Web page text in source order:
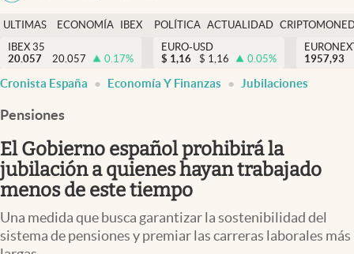
USA
Colombia
Actualidad
Criptomonedas
España
ULTIMAS
NOTICIAS
ECONOMÍA
FINANZAS
IBEX
EURO
POLÍTICA ACTUALIDAD
IBEX 35
20.057
20.057 0.17%
EURO-USD
$ 1,16 $ 1,16 0.05%
1957,93
Cronista España Economía Y Finanzas Jubilaciones
Pensiones
El Gobierno español prohibirá la
jubilación a quienes hayan trabajado
menos de este tiempo
Una medida que busca garantizar la sostenibilidad del
sistema de pensiones y premiar las carreras laborales más